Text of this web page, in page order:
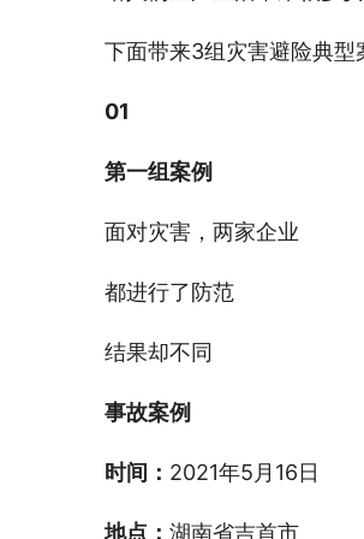
下面带来3组灾害避险典型
01
第一组案例
面对灾害，两家企业
都进行了防范
结果却不同
事故案例
时间： 2021年5月16日
地点： 湖南省吉首市